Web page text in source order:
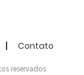
Contato
reservados